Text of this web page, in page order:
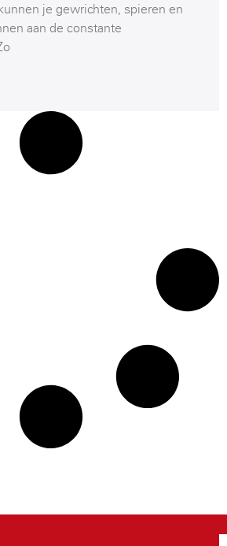
je gewrichten, spieren en
aan de constante